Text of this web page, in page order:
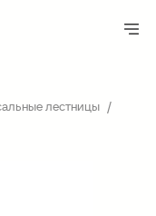
лестницы